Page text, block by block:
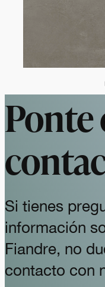
Ponte
Si tienes
información
Fiandre, no
contacto con